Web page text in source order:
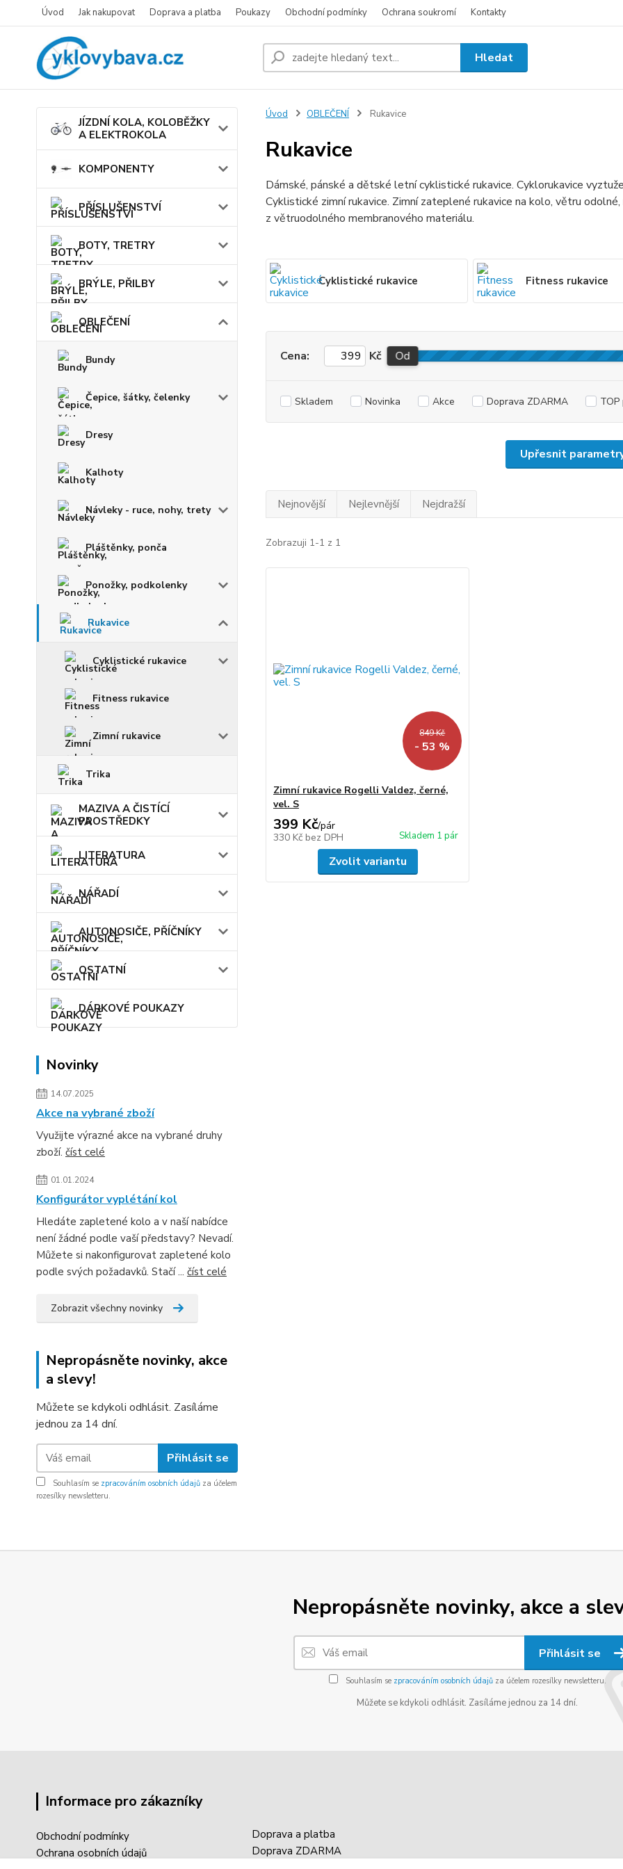
Úvod Jak nakupovat Doprava a platba Poukazy Obchodní podmínky Ochrana soukromí Kontakty
Hledat
JÍZDNÍ KOLA, KOLOBĚŽKY
A ELEKTROKOLA
KOMPONENTY
PŘÍSLUŠENSTVÍ
BOTY, TRETRY
BRÝLE, PŘILBY
OBLEČENÍ
Bundy
Čepice, šátky, čelenky
Dresy
Kalhoty
Návleky - ruce, nohy, trety
Pláštěnky, ponča
Ponožky, podkolenky
Rukavice
Cyklistické rukavice
Fitness rukavice
Zimní rukavice
Trika
MAZIVA A ČISTÍCÍ
PROSTŘEDKY
LITERATURA
NÁŘADÍ
AUTONOSIČE, PŘÍČNÍKY
OSTATNÍ
DÁRKOVÉ POUKAZY
Novinky
14.07.2025
Akce na vybrané zboží
Využijte výrazné akce na vybrané druhy
zboží. číst celé
01.01.2024
Konfigurátor vyplétání kol
Hledáte zapletené kolo a v naší nabídce
není žádné podle vaší představy? Nevadí.
Můžete si nakonfigurovat zapletené kolo
podle svých požadavků. Stačí ... číst celé
Zobrazit všechny novinky
Nepropásněte novinky, akce
a slevy!
Můžete se kdykoli odhlásit. Zasíláme
jednou za 14 dní.
Přihlásit se
Souhlasím se zpracováním osobních údajů za účelem
rozesílky newsletteru.
Úvod OBLEČENÍ Rukavice
Rukavice
Dámské, pánské a dětské letní cyklistické rukavice. Cyklorukavice
Cyklistické zimní rukavice. Zimní zateplené rukavice na kolo, větru
z větruodolného membranového materiálu.
Cyklistické rukavice Fitness rukavice
Upřesnit
Cena: Kč Od
Skladem Novinka Akce Doprava ZDARMA
Nejnovější Nejlevnější Nejdražší
Zobrazuji 1-1 z 1
849 Kč
- 53 %
Zimní rukavice Rogelli Valdez, černé,
vel. S
399 Kč/pár
330 Kč bez DPH Skladem 1 pár
Zvolit variantu
Nepropásněte novinky, akce a
Přihlásit se
Souhlasím se zpracováním osobních údajůza účelem rozesílky newsletteru.
Můžete se kdykoli odhlásit. Zasíláme jednou za 14 dní.
Informace pro zákazníky
Obchodní podmínky
Ochrana osobních údajů
Doprava a platba
Doprava ZDARMA